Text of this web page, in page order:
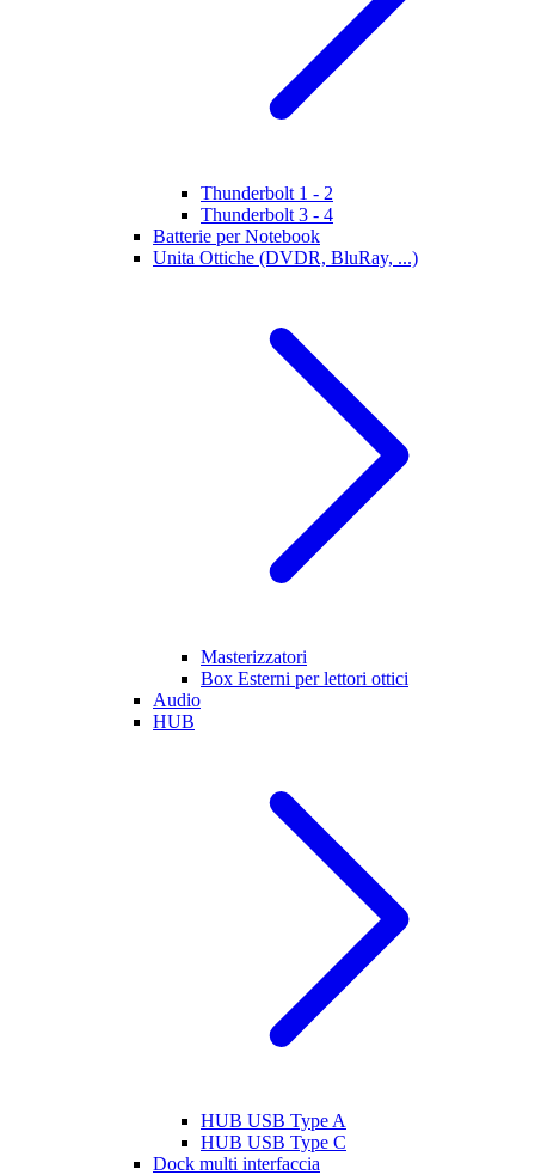
Thunderbolt 1 - 2
Thunderbolt 3 - 4
Batterie per Notebook
Unita Ottiche (DVDR, BluRay, ...)
Masterizzatori
Box Esterni per lettori ottici
Audio
HUB
HUB USB Type A
HUB USB Type C
Dock multi interfaccia